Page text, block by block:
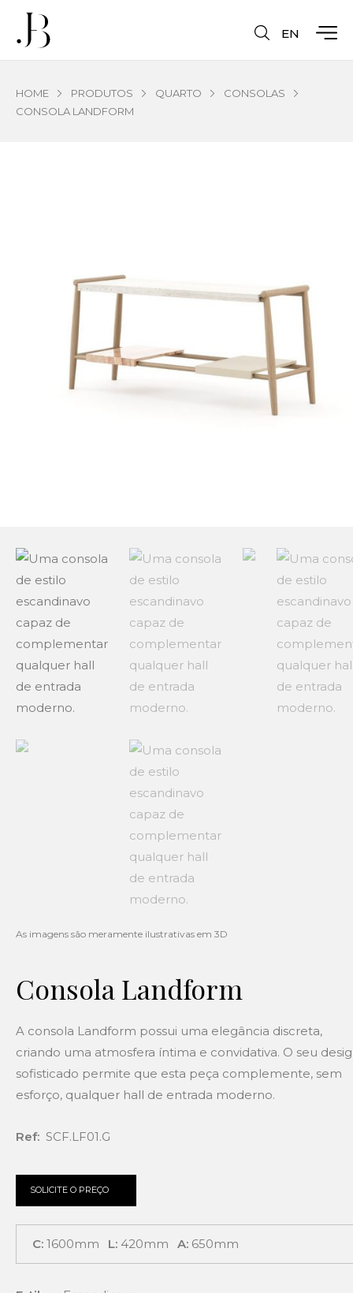
EN
HOME PRODUTOS QUARTO
CONSOLAS
CONSOLA LANDFORM
Consola Landform
A consola Landform possui uma elegância discreta,
criando uma atmosfera íntima e convidativa. O seu
sofisticado permite que esta peça complemente, sem
esforço, qualquer hall de entrada moderno.
Ref: SCF.LF01.G
SOLICITE O PREÇO
C: 1600mm L: 420mm A: 650mm